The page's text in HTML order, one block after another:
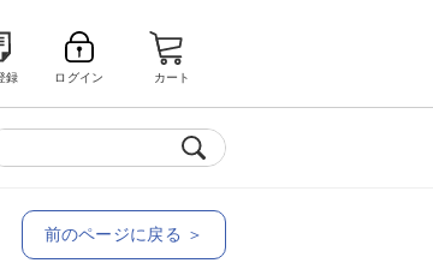
録 ログイン カート
前のページに戻る ＞